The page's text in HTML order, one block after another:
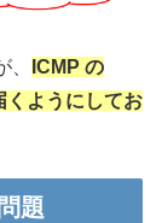
ICMP の
ようにしてお
題